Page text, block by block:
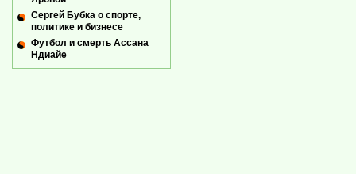
Сергей Бубка о спорте,
политике и бизнесе
Футбол и смерть Ассана
Ндиайе